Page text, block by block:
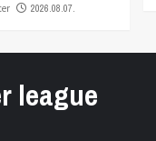
2026.08.07.
league